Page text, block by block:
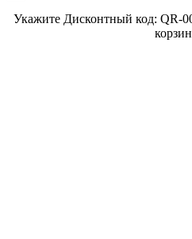
Укажите Дисконтный код: QR-